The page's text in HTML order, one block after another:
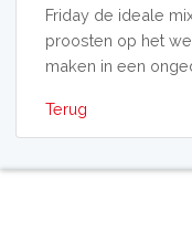
Friday de ideale
proosten op het
maken in een
Terug